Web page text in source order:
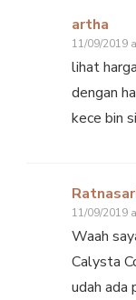
artha
11/09/2019
lihat
dengan
kece bin
11/09/2019
Waah
Calysta
udah ada